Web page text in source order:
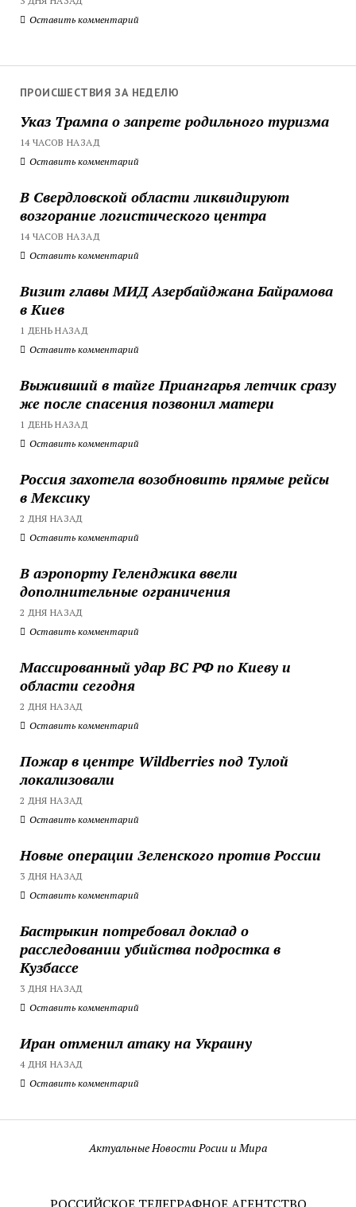
Оставить комментарий
ПРОИСШЕСТВИЯ ЗА НЕДЕЛЮ
Указ Трампа о запрете родильного туризма
14 ЧАСОВ НАЗАД
Оставить комментарий
В Свердловской области ликвидируют
возгорание логистического центра
14 ЧАСОВ НАЗАД
Оставить комментарий
Визит главы МИД Азербайджана Байрамова
в Киев
1 ДЕНЬ НАЗАД
Оставить комментарий
Выживший в тайге Приангарья летчик сразу
же после спасения позвонил матери
1 ДЕНЬ НАЗАД
Оставить комментарий
Россия захотела возобновить прямые рейсы
в Мексику
2 ДНЯ НАЗАД
Оставить комментарий
В аэропорту Геленджика ввели
дополнительные ограничения
2 ДНЯ НАЗАД
Оставить комментарий
Массированный удар ВС РФ по Киеву и
области сегодня
2 ДНЯ НАЗАД
Оставить комментарий
Пожар в центре Wildberries под Тулой
локализовали
2 ДНЯ НАЗАД
Оставить комментарий
Новые операции Зеленского против России
3 ДНЯ НАЗАД
Оставить комментарий
Бастрыкин потребовал доклад о
расследовании убийства подростка в
Кузбассе
3 ДНЯ НАЗАД
Оставить комментарий
Иран отменил атаку на Украину
4 ДНЯ НАЗАД
Оставить комментарий
Актуальные Новости Росии и Мира